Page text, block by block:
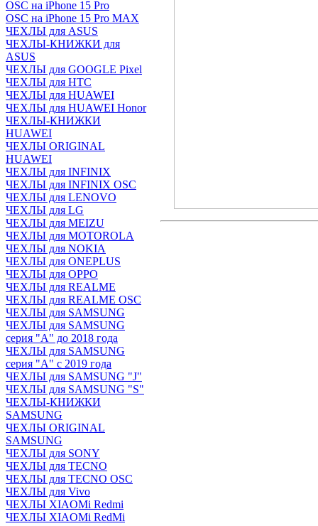
OSC на iPhone 15 Pro
OSC на iPhone 15 Pro MAX
ЧЕХЛЫ для ASUS
ЧЕХЛЫ-КНИЖКИ для
ASUS
ЧЕХЛЫ для GOOGLE Pixel
ЧЕХЛЫ для HTC
ЧЕХЛЫ для HUAWEI
ЧЕХЛЫ для HUAWEI Honor
ЧЕХЛЫ-КНИЖКИ
HUAWEI
ЧЕХЛЫ ORIGINAL
HUAWEI
ЧЕХЛЫ для INFINIX
ЧЕХЛЫ для INFINIX OSC
ЧЕХЛЫ для LENOVO
ЧЕХЛЫ для LG
ЧЕХЛЫ для MEIZU
ЧЕХЛЫ для MOTOROLA
ЧЕХЛЫ для NOKIA
ЧЕХЛЫ для ONEPLUS
ЧЕХЛЫ для OPPO
ЧЕХЛЫ для REALME
ЧЕХЛЫ для REALME OSC
ЧЕХЛЫ для SAMSUNG
ЧЕХЛЫ для SAMSUNG
серия "A" до 2018 года
ЧЕХЛЫ для SAMSUNG
серия "A" с 2019 года
ЧЕХЛЫ для SAMSUNG "J"
ЧЕХЛЫ для SAMSUNG "S"
ЧЕХЛЫ-КНИЖКИ
SAMSUNG
ЧЕХЛЫ ORIGINAL
SAMSUNG
ЧЕХЛЫ для SONY
ЧЕХЛЫ для TECNO
ЧЕХЛЫ для TECNO OSC
ЧЕХЛЫ для Vivo
ЧЕХЛЫ XIAOMi Redmi
ЧЕХЛЫ XIAOMi RedMi